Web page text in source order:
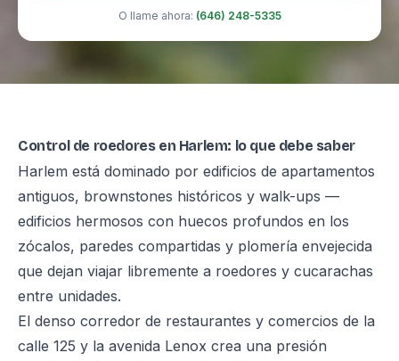
O llame ahora: (646) 248-5335
Control de roedores en Harlem: lo que debe saber
Harlem está dominado por edificios de apartamentos
antiguos, brownstones históricos y walk-ups —
edificios hermosos con huecos profundos en los
zócalos, paredes compartidas y plomería envejecida
que dejan viajar libremente a roedores y cucarachas
entre unidades.
El denso corredor de restaurantes y comercios de la
calle 125 y la avenida Lenox crea una presión